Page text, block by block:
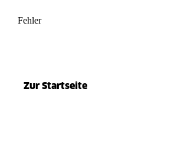
Fehler
Zur Startseite